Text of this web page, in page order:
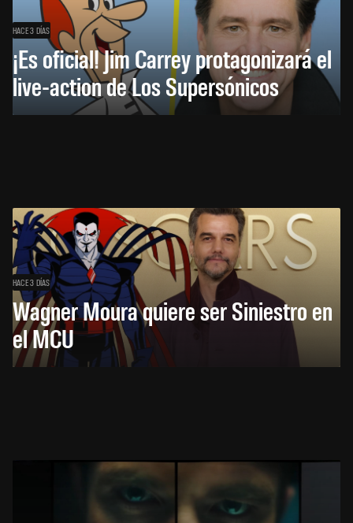
HACE 3 DÍAS
¡Es oficial! Jim Carrey protagonizará el
live-action de Los Supersónicos
HACE 3 DÍAS
Wagner Moura quiere ser Siniestro en
el MCU